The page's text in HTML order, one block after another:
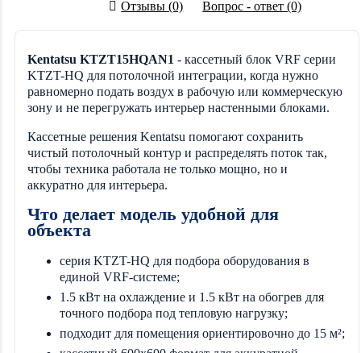
Отзывы (0)
Вопрос - ответ (0)
Kentatsu KTZT15HQAN1 - кассетный блок VRF серии
KTZT-HQ для потолочной интеграции, когда нужно
равномерно подать воздух в рабочую или коммерческую
зону и не перегружать интерьер настенными блоками.
Кассетные решения Kentatsu помогают сохранить
чистый потолочный контур и распределять поток так,
чтобы техника работала не только мощно, но и
аккуратно для интерьера.
Что делает модель удобной для
объекта
серия KTZT-HQ для подбора оборудования в
единой VRF-системе;
1.5 кВт на охлаждение и 1.5 кВт на обогрев для
точного подбора под тепловую нагрузку;
подходит для помещения ориентировочно до 15 м²;